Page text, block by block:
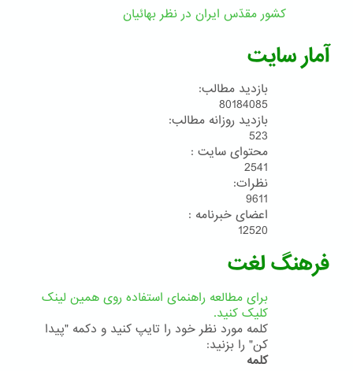
کشور مقدّس ایران در نظر بهائیان
آمار سایت
بازدید مطالب:
80184085
بازدید روزانه مطالب:
523
محتوای سایت :
2541
نظرات:
9611
اعضای خبرنامه :
12520
فرهنگ لغت
برای مطالعه راهنمای استفاده روی همین لینک
کلیک کنید.
کلمه مورد نظر خود را تایپ کنید و دکمه "پیدا
کن" را بزنید:
کلمه